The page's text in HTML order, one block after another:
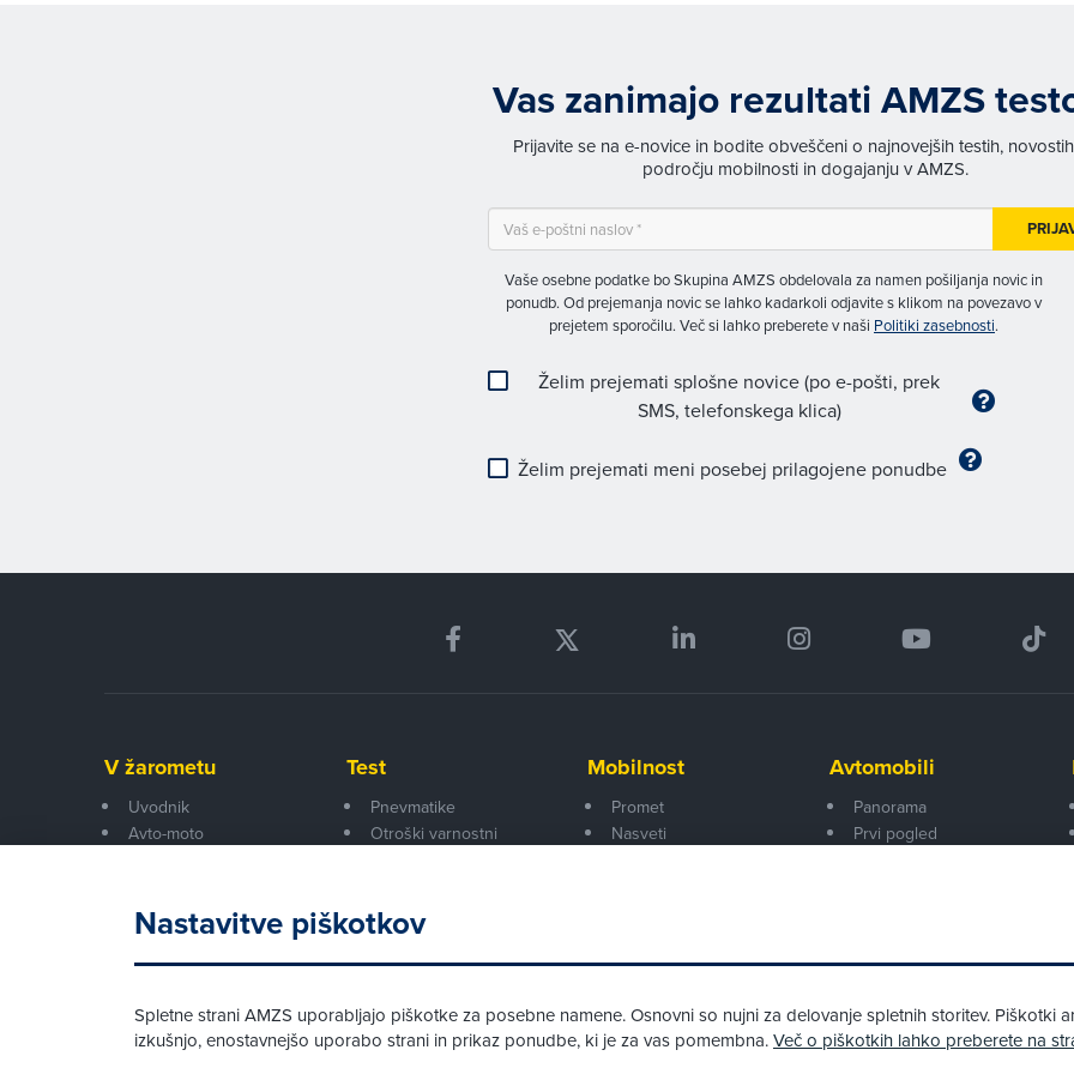
Vas zanimajo rezultati AMZS
Prijavite se na e-novice in bodite obveščeni o najnovejših testih,
področju mobilnosti in dogajanju v AMZS.
Vaše osebne podatke bo Skupina AMZS obdelovala za namen pošiljanja novic in
ponudb. Od prejemanja novic se lahko kadarkoli odjavite s klikom na povezavo v
prejetem sporočilu. Več si lahko preberete v naši Politiki zasebnosti.
Želim prejemati splošne novice (po e-pošti, prek
SMS, telefonskega klica)
Želim prejemati meni posebej prilagojene ponudbe
V žarometu
Uvodnik
Avto-moto
Test
Pnevmatike
Otroški varnostni
Preskusni trki
Drugi testi
Mobilnost
Promet
Nasveti
Avtomobili
Panorama
Prvi pogled
Nastavitve piškotkov
Spletne strani AMZS uporabljajo piškotke za posebne namene. Osnovni so nujni za delovanje spletnih storitev. Piškotki
izkušnjo, enostavnejšo uporabo strani in prikaz ponudbe, ki je za vas pomembna.Več o piškotkih lahko preberete na